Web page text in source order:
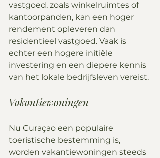
vastgoed, zoals winkelruimtes of
kantoorpanden, kan een hoger
rendement opleveren dan
residentieel vastgoed. Vaak is
echter een hogere initiële
investering en een diepere kennis
van het lokale bedrijfsleven vereist.
Vakantiewoningen
Nu Curaçao een populaire
toeristische bestemming is,
worden vakantiewoningen steeds